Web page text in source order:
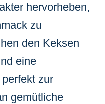
hervorheben,
zu
den Keksen
eine
zur
gemütliche